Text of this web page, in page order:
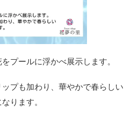
プールに浮かべ展示します。
プも加わり、華やかで春らしい
ります。